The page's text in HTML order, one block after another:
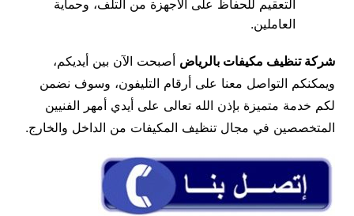
التعقيم للحفاظ على الأجهزة من التلف، وحماية
العاملين.
شركة تنظيف مكيفات بالرياض أصبحت الآن بين أيديكم،
ويمكنكم التواصل معنا على أرقام التليفون، وسوف نضمن
لكم خدمة متميزة بإذن الله تعالى على أيدي أمهر الفنيين
المتخصصين في مجال تنظيف المكيفات من الداخل والخارج.